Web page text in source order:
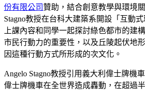
份有限公司贊助，結合創意教學與環境
Stagno教授在台科大建築系開設「互動
上課內容和同學一起探討綠色都市的建
市民行動力的重要性，以及丘陵起伏地
因這種行動方式所形成的次文化。
Angelo Stagno教授引用義大利偉士牌機
偉士牌機車在全世界造成轟動，在超過